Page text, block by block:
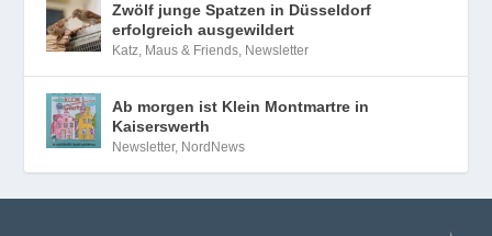
Zwölf junge Spatzen in Düsseldorf
erfolgreich ausgewildert
Katz, Maus & Friends, Newsletter
Ab morgen ist Klein Montmartre in
Kaiserswerth
Newsletter, NordNews